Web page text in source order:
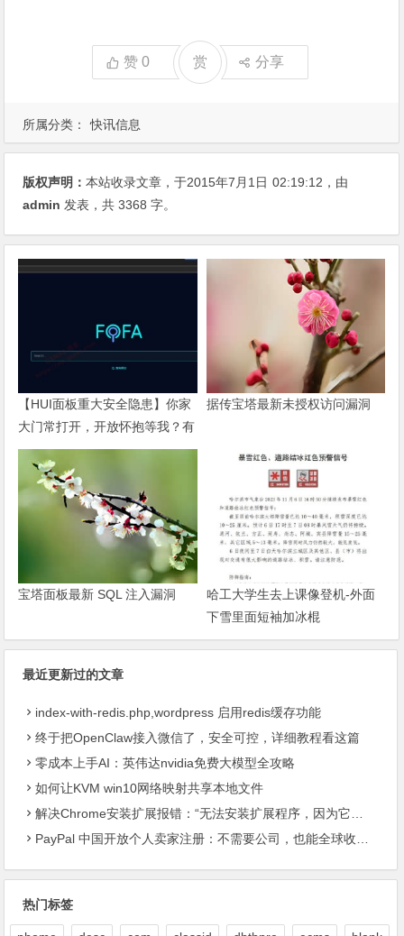
所属分类： 快讯信息
赞0 赏 分享
版权声明：本站收录文章，于2015年7月1日 02:19:12 ，由
admin 发表，共 3368 字。
【HUI面板重大安全隐患】你家
大门常打开，开放怀抱等我？有
使用HUI面板的请立刻马上点进
来看一下！
据传宝塔最新未授权访问漏洞
宝塔面板最新 SQL 注入漏洞
哈工大学生去上课像登机-外面
下雪里面短袖加冰棍
最近更新过的文章
index-with-redis.php,wordpress 启用redis缓存功能
终于把OpenClaw接入微信了，安全可控，详细教程看这篇
零成本上手AI：英伟达nvidia免费大模型全攻略
如何让KVM win10网络映射共享本地文件
解决Chrome安装扩展报错：“无法安装扩展程序，因为它使用了不受支持的清单版本“
PayPal 中国开放个人卖家注册：不需要公司，也能全球收款了
热门标签